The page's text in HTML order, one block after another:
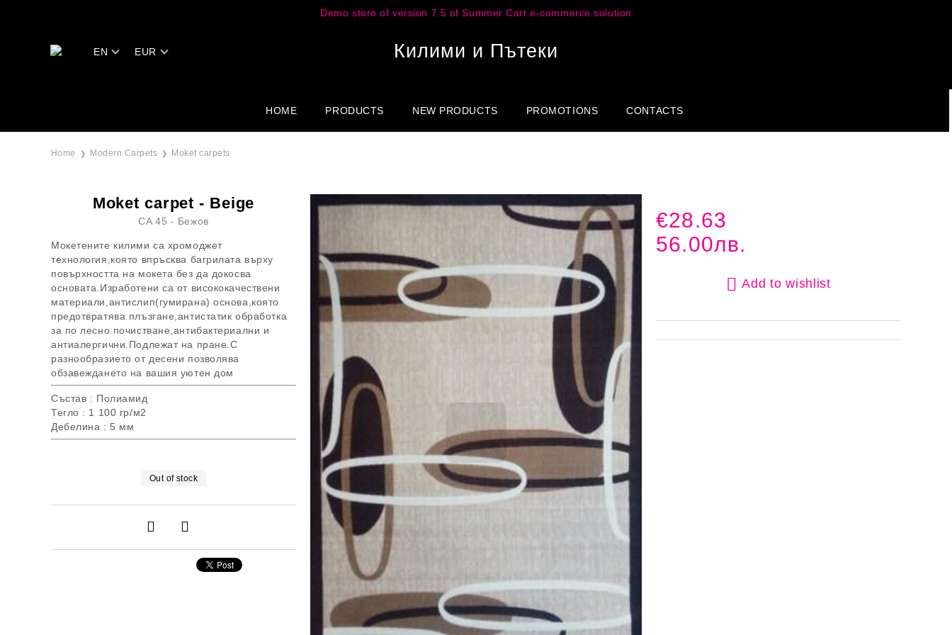
Demo store of version 7.5 of Summer Cart e-commerce solution
EN EUR Килими и Пътеки
HOME PRODUCTS NEW PRODUCTS PROMOTIONS CONTACTS
Home Modern Carpets Moket carpets
Moket carpet - Beige
CA 45 - Бежов
Мокетените килими са хромоджет
технология,която впръсква багрилата върху
повърхността на мокета без да докосва
основата.Изработени са от висококачествени
материали,антислип(гумирана) основа,която
предотвратява плъзгане,антистатик обработка
за по лесно почистване,антибактериални и
антиалергични.Подлежат на пране.С
разнообразието от десени позволява
обзавеждането на вашия уютен дом
Състав : Полиамид
Тегло : 1 100 гр/м2
Дебелина : 5 мм
Out of stock
€28.63
56.00лв.
Add to wishlist